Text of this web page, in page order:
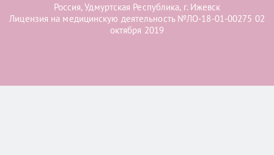
Россия, Удмуртская Республика, г. Ижевск
Лицензия на медицинскую деятельность №ЛО-18-01-00275 02
октября 2019